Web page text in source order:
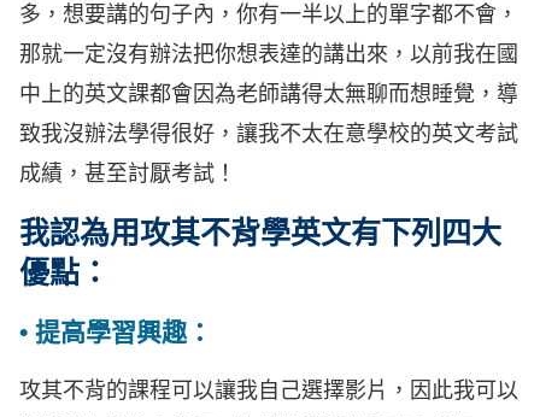
多，想要講的句子內，你有一半以上的單字都不會，
那就一定沒有辦法把你想表達的講出來，以前我在國
中上的英文課都會因為老師講得太無聊而想睡覺，導
致我沒辦法學得很好，讓我不太在意學校的英文考試
成績，甚至討厭考試！
我認為用攻其不背學英文有下列四大
優點：
• 提高學習興趣：
攻其不背的課程可以讓我自己選擇影片，因此我可以